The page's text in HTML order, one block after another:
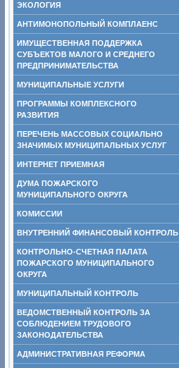
ЭКОЛОГИЯ
АНТИМОНОПОЛЬНЫЙ КОМПЛАЕНС
ИМУЩЕСТВЕННАЯ ПОДДЕРЖКА
СУБЪЕКТОВ МАЛОГО И СРЕДНЕГО
ПРЕДПРИНИМАТЕЛЬСТВА
МУНИЦИПАЛЬНЫЕ УСЛУГИ
ПРОГРАММЫ КОМПЛЕКСНОГО
РАЗВИТИЯ
ПЕРЕЧЕНЬ МАССОВЫХ СОЦИАЛЬНО
ЗНАЧИМЫХ МУНИЦИПАЛЬНЫХ УСЛУГ
ИНТЕРНЕТ ПРИЕМНАЯ
ДУМА ПОЖАРСКОГО
МУНИЦИПАЛЬНОГО ОКРУГА
КОМИССИИ
ВНУТРЕННИЙ ФИНАНСОВЫЙ КОНТРОЛЬ
КОНТРОЛЬНО-СЧЕТНАЯ ПАЛАТА
ПОЖАРСКОГО МУНИЦИПАЛЬНОГО
ОКРУГА
МУНИЦИПАЛЬНЫЙ КОНТРОЛЬ
ВЕДОМСТВЕННЫЙ КОНТРОЛЬ ЗА
СОБЛЮДЕНИЕМ ТРУДОВОГО
ЗАКОНОДАТЕЛЬСТВА
АДМИНИСТРАТИВНАЯ РЕФОРМА